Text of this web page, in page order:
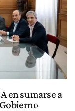
en sumarse a